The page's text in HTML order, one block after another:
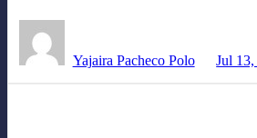
Yajaira Pacheco Polo Jul